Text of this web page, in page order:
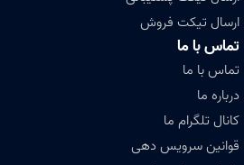
ارسال تیکت فروش
تماس با ما
تماس با ما
درباره ما
کانال تلگرام ما
قوانین سرویس دهی